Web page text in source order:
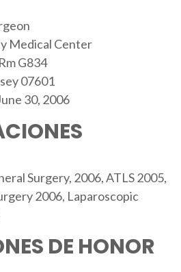
Medical Center
G834
07601
30, 2006
Surgery, 2006, ATLS 2005,
2006, Laparoscopic
DE HONOR